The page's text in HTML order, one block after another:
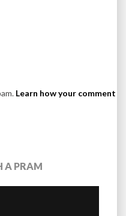
Learn how your comment
A PRAM